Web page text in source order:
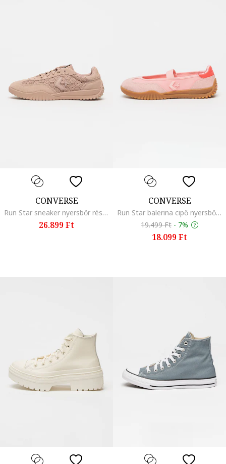
CONVERSE
Run Star sneaker nyersbőr részletekkel, Púderrózsaszín
26.899 Ft
CONVERSE
Run Star balerina cipő nyersbőr részletekkel, Világos rózsaszín/Élénk rózsaszín
19.499 Ft - 7%
18.099 Ft